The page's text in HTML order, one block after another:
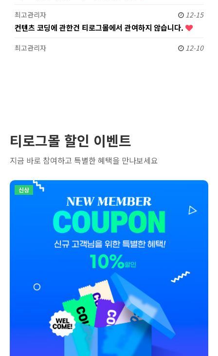
최고관리자 12-15
컨텐츠 코딩에 관한건 티로그몰에서 관여하지 않습니다.
최고관리자 12-10
티로그몰 할인 이벤트
지금 바로 참여하고 특별한 혜택을 만나보세요
신상